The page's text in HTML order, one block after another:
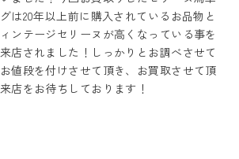
は20年以上前に購入されているお品物と
ンテージセリーヌが高くなっている事を
店されました！しっかりとお調べさせて
値段を付けさせて頂き、お買取させて頂
店をお待ちしております！